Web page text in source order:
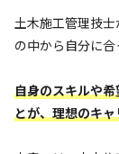
土木施工管理技
の中から自分に合
自身のスキルや
とが、理想のキ